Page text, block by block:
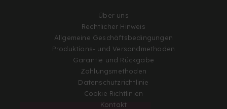
Über uns
Rechtlicher Hinweis
Allgemeine Geschäftsbedingungen
Produktions- und Versandmethoden
Garantie und Rückgabe
Zahlungsmethoden
Datenschutzrichtlinie
Cookie Richtlinien
Kontakt